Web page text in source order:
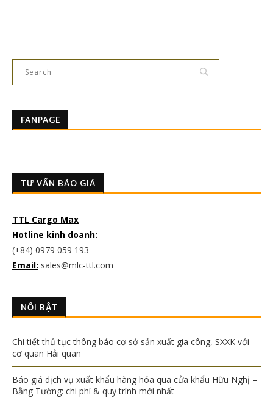
FANPAGE
TƯ VẤN BÁO GIÁ
TTL Cargo Max
Hotline kinh doanh:
(+84) 0979 059 193
Email: sales@mlc-ttl.com
NỔI BẬT
Chi tiết thủ tục thông báo cơ sở sản xuất gia công, SXXK với
cơ quan Hải quan
Báo giá dịch vụ xuất khẩu hàng hóa qua cửa khẩu Hữu Nghị –
Bằng Tường: chi phí & quy trình mới nhất